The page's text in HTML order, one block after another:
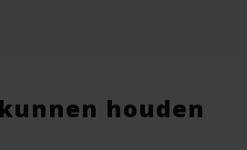
houden